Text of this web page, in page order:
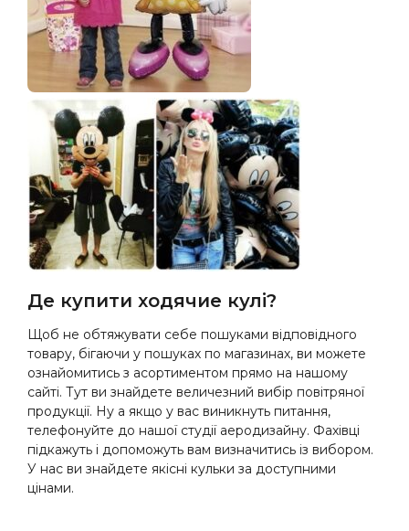
Де купити ходячие кулі?
Щоб не обтяжувати себе пошуками відповідного
товару, бігаючи у пошуках по магазинах, ви можете
ознайомитись з асортиментом прямо на нашому
сайті. Тут ви знайдете величезний вибір повітряної
продукції. Ну а якщо у вас виникнуть питання,
телефонуйте до нашої студії аеродизайну. Фахівці
підкажуть і допоможуть вам визначитись із вибором.
У нас ви знайдете якісні кульки за доступними
цінами.